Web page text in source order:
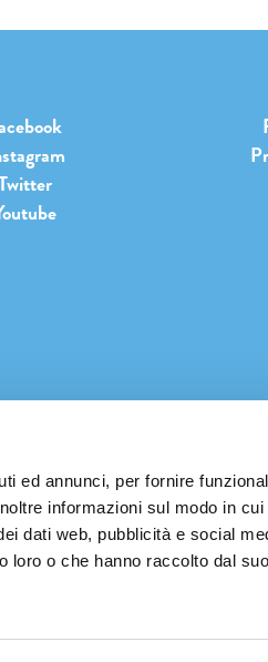
ed annunci, per fornire
informazioni sul modo in
dati web, pubblicità e social
loro o che hanno raccolto dal